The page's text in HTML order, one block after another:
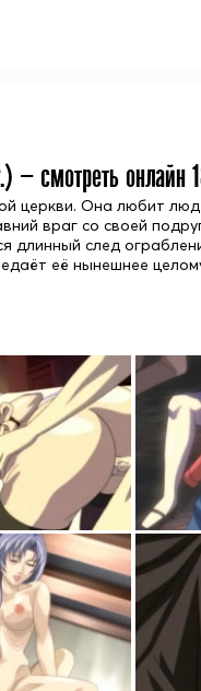
— смотреть онлайн
церкви. Она любит
враг со своей
длинный след
её нынешнее